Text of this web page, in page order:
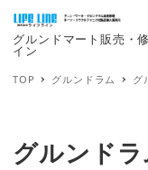
グルンドマート販売・
イン
TOP グルンドラム グ
グルンド